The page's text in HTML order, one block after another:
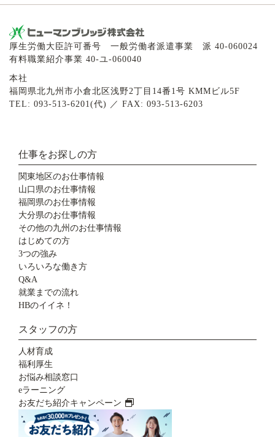
厚生労働大臣許可番号 一般労働者派遣事業 派 40-060024
有料職業紹介事業 40-ユ-060040
本社
福岡県北九州市小倉北区浅野2丁目14番1号 KMMビル5F
TEL: 093-513-6201(代) ／ FAX: 093-513-6203
仕事をお探しの方
関東地区のお仕事情報
山口県のお仕事情報
福岡県のお仕事情報
大分県のお仕事情報
その他の九州のお仕事情報
はじめての方
3つの強み
いろいろな働き方
Q&A
就業までの流れ
HBのイイネ！
スタッフの方
人材育成
福利厚生
お悩み相談窓口
eラーニング
お友だち紹介キャンペーン